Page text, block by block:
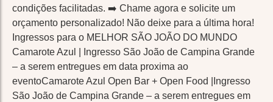
condições facilitadas. ➡️ Chame agora e solicite um
orçamento personalizado! Não deixe para a última hora!
Ingressos para o MELHOR SÃO JOÃO DO MUNDO
Camarote Azul | Ingresso São João de Campina Grande
– a serem entregues em data proxima ao
eventoCamarote Azul Open Bar + Open Food |Ingresso
São João de Campina Grande – a serem entregues em